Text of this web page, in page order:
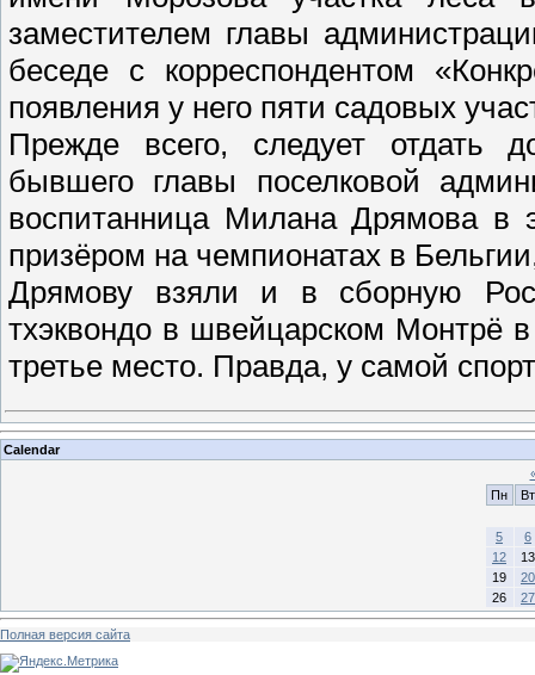
заместителем главы
беседе с корреспондентом
появления у него пяти садовых
Прежде всего, следует отдать
бывшего главы поселковой
воспитанница Милана Дрямова в
призёром на чемпионатах в
Дрямову взяли и в сборную
тхэквондо в швейцарском Монтрё
третье место. Правда, у самой
Calendar
Пн
Вт
5
6
12
13
19
20
26
27
Полная версия сайта